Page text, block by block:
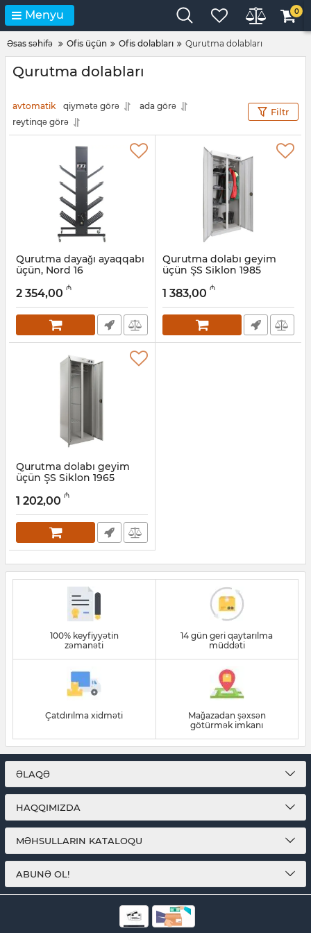
Menyu 0
Əsas səhifə Ofis üçün Ofis dolabları Qurutma dolabları
Qurutma dolabları
avtomatik qiymətə görə
ada görə
reytinqə görə
Filtr
Qurutma dayağı ayaqqabı
üçün, Nord 16
032001191
2 354,00 ₼
Qurutma dolabı geyim
üçün ŞS Siklon 1985
032001190
1 383,00 ₼
Qurutma dolabı geyim
üçün ŞS Siklon 1965
032001189
1 202,00 ₼
100% keyfiyyətin
zəmanəti
14 gün geri qaytarılma
müddəti
Çatdırılma xidməti
Mağazadan şəxsən
götürmək imkanı
ƏLAQƏ
HAQQIMIZDA
MƏHSULLARIN KATALOQU
ABUNƏ OL!